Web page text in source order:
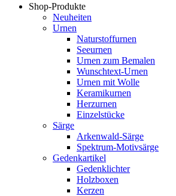
Shop-Produkte
Neuheiten
Urnen
Naturstoffurnen
Seeurnen
Urnen zum Bemalen
Wunschtext-Urnen
Urnen mit Wolle
Keramikurnen
Herzurnen
Einzelstücke
Särge
Arkenwald-Särge
Spektrum-Motivsärge
Gedenkartikel
Gedenklichter
Holzboxen
Kerzen